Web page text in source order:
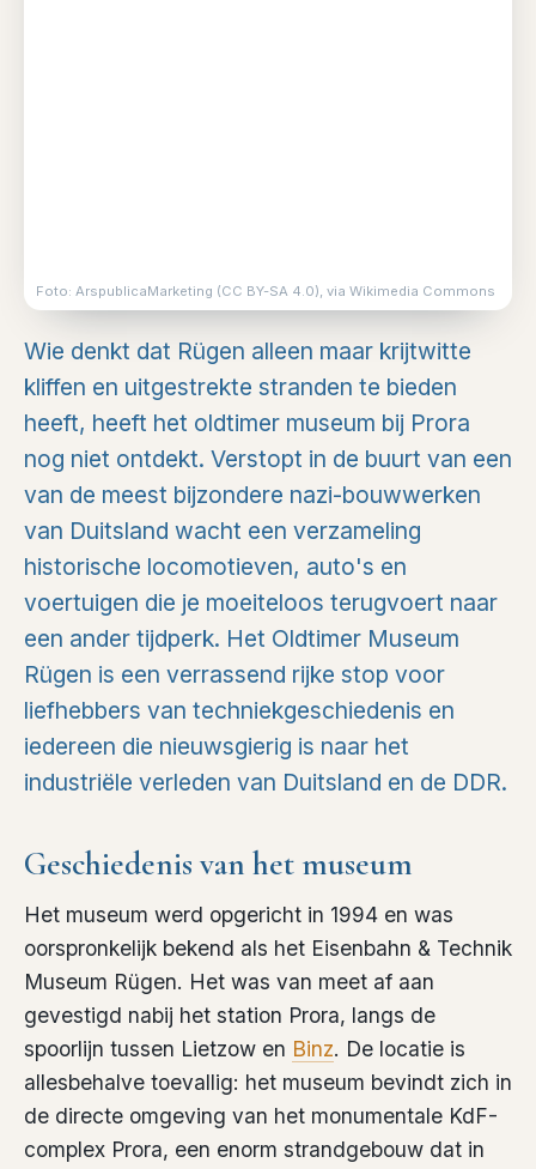
Foto: ArspublicaMarketing (CC BY-SA 4.0), via Wikimedia Commons
Wie denkt dat Rügen alleen maar krijtwitte
kliffen en uitgestrekte stranden te bieden
heeft, heeft het oldtimer museum bij Prora
nog niet ontdekt. Verstopt in de buurt van een
van de meest bijzondere nazi-bouwwerken
van Duitsland wacht een verzameling
historische locomotieven, auto's en
voertuigen die je moeiteloos terugvoert naar
een ander tijdperk. Het Oldtimer Museum
Rügen is een verrassend rijke stop voor
liefhebbers van techniekgeschiedenis en
iedereen die nieuwsgierig is naar het
industriële verleden van Duitsland en de DDR.
Geschiedenis van het museum
Het museum werd opgericht in 1994 en was
oorspronkelijk bekend als het Eisenbahn & Technik
Museum Rügen. Het was van meet af aan
gevestigd nabij het station Prora, langs de
spoorlijn tussen Lietzow en Binz. De locatie is
allesbehalve toevallig: het museum bevindt zich in
de directe omgeving van het monumentale KdF-
complex Prora, een enorm strandgebouw dat in